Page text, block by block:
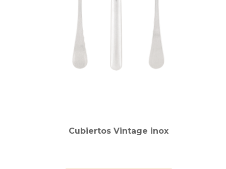
Cubiertos Vintage inox